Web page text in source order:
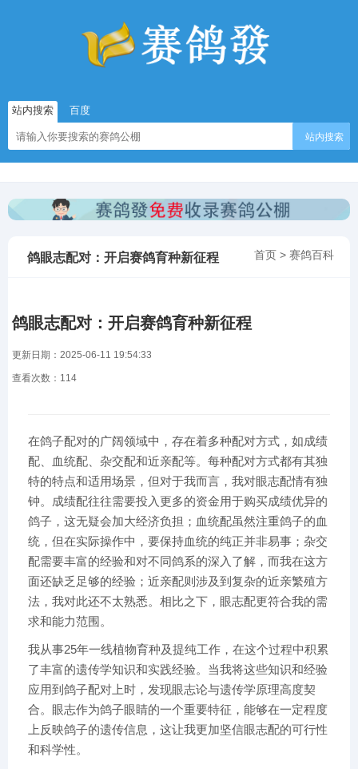
站内搜索 百度
站内搜索
首页 > 赛鸽百科
鸽眼志配对：开启赛鸽育种新征程
鸽眼志配对：开启赛鸽育种新征程
更新日期：2025-06-11 19:54:33
查看次数： 114
在鸽子配对的广阔领域中，存在着多种配对方式，如成绩
配、血统配、杂交配和近亲配等。每种配对方式都有其独
特的特点和适用场景，但对于我而言，我对眼志配情有独
钟。成绩配往往需要投入更多的资金用于购买成绩优异的
鸽子，这无疑会加大经济负担；血统配虽然注重鸽子的血
统，但在实际操作中，要保持血统的纯正并非易事；杂交
配需要丰富的经验和对不同鸽系的深入了解，而我在这方
面还缺乏足够的经验；近亲配则涉及到复杂的近亲繁殖方
法，我对此还不太熟悉。相比之下，眼志配更符合我的需
求和能力范围。
我从事25年一线植物育种及提纯工作，在这个过程中积累
了丰富的遗传学知识和实践经验。当我将这些知识和经验
应用到鸽子配对上时，发现眼志论与遗传学原理高度契
合。眼志作为鸽子眼睛的一个重要特征，能够在一定程度
上反映鸽子的遗传信息，这让我更加坚信眼志配的可行性
和科学性。